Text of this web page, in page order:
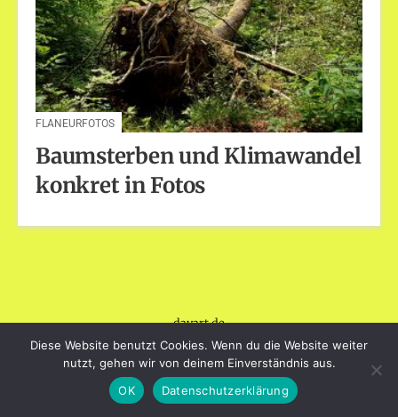
FLANEURFOTOS
Baumsterben und Klimawandel
konkret in Fotos
dayart.de
Stolz präsentiert von WordPress |
Theme: Loose von
BlogOnYourOwn.com
Diese Website benutzt Cookies. Wenn du die Website weiter
nutzt, gehen wir von deinem Einverständnis aus.
OK
Datenschutzerklärung